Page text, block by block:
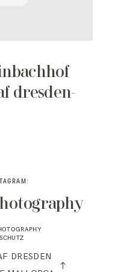
dresden-
DRESDEN